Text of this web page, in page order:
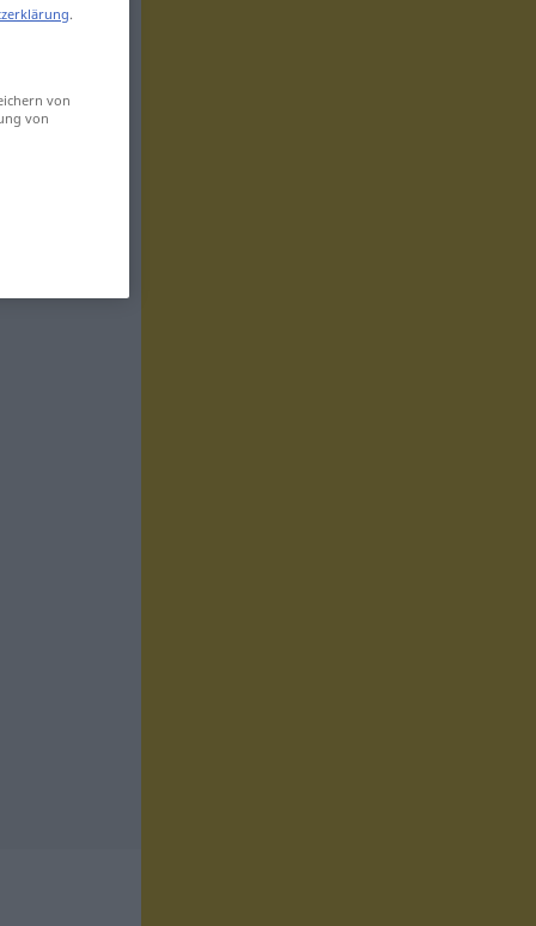
.
von
von